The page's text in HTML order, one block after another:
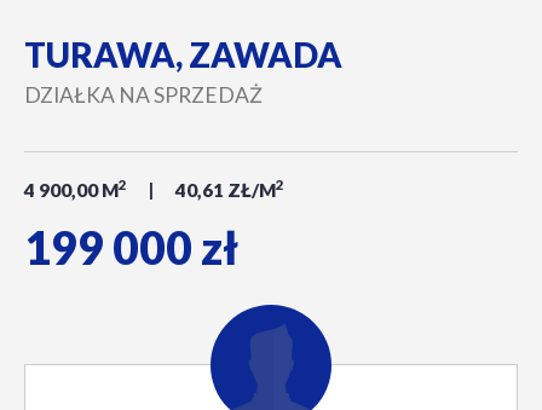
TURAWA, ZAWADA
DZIAŁKA NA SPRZEDAŻ
4 900,00 M2 40,61 ZŁ/M2
199 000 zł